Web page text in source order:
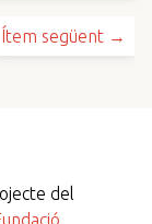
Ítem següent →
del